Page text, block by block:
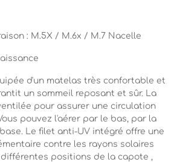
: M.5X / M.6x / M.7 Nacelle
d'un matelas très confortable et
un sommeil reposant et sûr. La
pour assurer une circulation
pouvez l'aérer par le bas, par la
Le filet anti-UV intégré offre une
contre les rayons solaires
différentes positions de la capote ,